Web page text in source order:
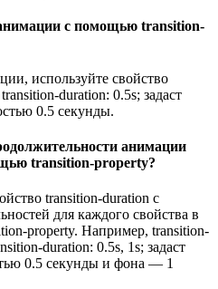
с помощью transition-
используйте свойство
duration: 0.5s; задаст
0.5 секунды.
анимации
transition-property?
transition-duration с
для каждого свойства в
property. Например, transition-
duration: 0.5s, 1s; задаст
0.5 секунды и фона — 1